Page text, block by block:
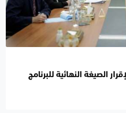
الصيغة النهائية للبرنامج